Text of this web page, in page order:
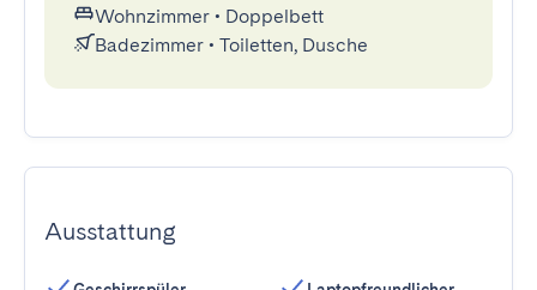
Wohnzimmer • Doppelbett
Badezimmer • Toiletten, Dusche
Ausstattung